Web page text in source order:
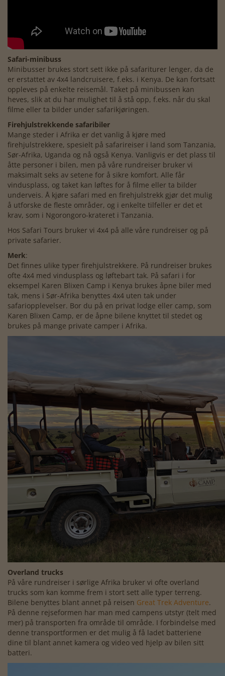
Safari-minibuss
Minibusser brukes stort sett ikke på safariturer lenger, da de
er erstattet av 4x4 landcruisere, f.eks. i Kenya. De kan fortsatt
oppleves på enkelte reisemål. Taket på minibussen kan
heves, slik at du har mulighet til å stå opp, f.eks. når du skal
filme eller ta bilder under safarikjøringen.
Firehjulstrekkende safaribiler
Mange steder i Afrika er det vanlig å kjøre med
firehjulstrekkere, spesielt på safarireiser i land som Tanzania,
Sør-Afrika, Uganda og nå også Kenya. Vanligvis er det plass til
åtte personer i bilen, men på våre rundreiser bruker vi
maksimalt seks av setene for å sikre komfort. Alle får
vindusplass, og taket kan løftes for å filme eller ta bilder
underveis. Å kjøre safari med en firehjulstrekk gjør det mulig
å utforske de fleste områder, og i enkelte tilfeller er det et
krav, som i Ngorongoro-krateret i Tanzania.
Hos Safari Tours bruker vi 4x4 på alle våre rundreiser og på
private safarier.
Merk:
Det finnes ulike typer firehjulstrekkere. På rundreiser brukes
ofte 4x4 med vindusplass og løftebart tak. På safari i for
eksempel Karen Blixen Camp i Kenya brukes åpne biler med
tak, mens i Sør-Afrika benyttes 4x4 uten tak under
safariopplevelser. Bor du på en privat lodge eller camp, som
Karen Blixen Camp, er de åpne bilene knyttet til stedet og
brukes på mange private camper i Afrika.
Overland trucks
På våre rundreiser i sørlige Afrika bruker vi ofte overland
trucks som kan komme frem i stort sett alle typer terreng.
Bilene benyttes blant annet på reisen Great Trek Adventure.
På denne rejseformen har man med campens utstyr (telt med
mer) på transporten fra område til område. I forbindelse med
denne transportformen er det mulig å få ladet batteriene
dine til blant annet kamera og video ved hjelp av bilen sitt
batteri.